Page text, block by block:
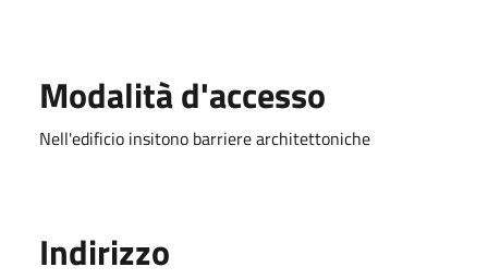
Modalità d'accesso
Nell'edificio insitono barriere architettoniche
Indirizzo